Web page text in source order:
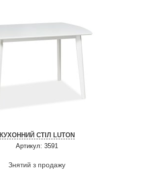
КУХОННИЙ СТІЛ LUTON
Артикул: 3591
Знятий з продажу